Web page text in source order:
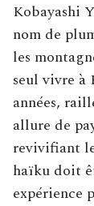
Kobayashi
nom de
les
seul vivre à
années,
allure de
revivifiant
haïku doit
expérience